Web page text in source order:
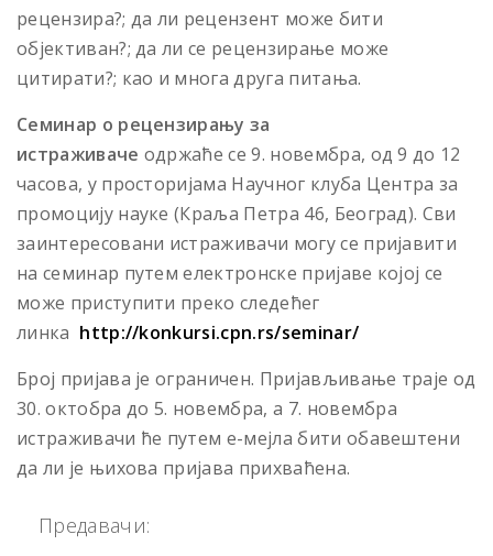
рецензира?; да ли рецензент може бити
објективан?; да ли се рецензирање може
цитирати?; као и многа друга питања.
Семинар о рецензирању за
истраживаче одржаће се 9. новембра, од 9 до 12
часова, у просторијама Научног клуба Центра за
промоцију науке (Краља Петра 46, Београд). Сви
заинтересовани истраживачи могу се пријавити
на семинар путем електронске пријаве којој се
може приступити преко следећег
линка http://konkursi.cpn.rs/seminar/
Број пријава је ограничен. Пријављивање траје од
30. октобра до 5. новембра, а 7. новембра
истраживачи ће путем е-мејла бити обавештени
да ли је њихова пријава прихваћена.
Предавачи: